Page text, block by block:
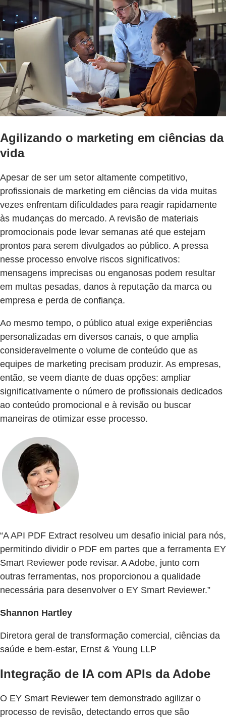
Agilizando o marketing em ciências da
vida
Apesar de ser um setor altamente competitivo,
profissionais de marketing em ciências da vida muitas
vezes enfrentam dificuldades para reagir rapidamente
às mudanças do mercado. A revisão de materiais
promocionais pode levar semanas até que estejam
prontos para serem divulgados ao público. A pressa
nesse processo envolve riscos significativos:
mensagens imprecisas ou enganosas podem resultar
em multas pesadas, danos à reputação da marca ou
empresa e perda de confiança.
Ao mesmo tempo, o público atual exige experiências
personalizadas em diversos canais, o que amplia
consideravelmente o volume de conteúdo que as
equipes de marketing precisam produzir. As empresas,
então, se veem diante de duas opções: ampliar
significativamente o número de profissionais dedicados
ao conteúdo promocional e à revisão ou buscar
maneiras de otimizar esse processo.
“A API PDF Extract resolveu um desafio inicial para nós,
permitindo dividir o PDF em partes que a ferramenta EY
Smart Reviewer pode revisar. A Adobe, junto com
outras ferramentas, nos proporcionou a qualidade
necessária para desenvolver o EY Smart Reviewer.”
Shannon Hartley
Diretora geral de transformação comercial, ciências da
saúde e bem-estar, Ernst & Young LLP
Integração de IA com APIs da Adobe
O EY Smart Reviewer tem demonstrado agilizar o
processo de revisão, detectando erros que são